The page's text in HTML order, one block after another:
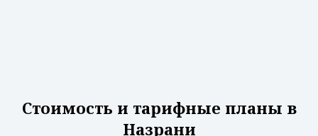
Стоимость и тарифные планы в
Назрани